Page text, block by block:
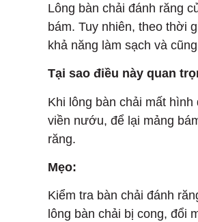
Lông bàn chải đánh răng
bám. Tuy nhiên, theo thời
khả năng làm sạch và
Tại sao điều này quan
Khi lông bàn chải mất
viền nướu, để lại mảng
răng.
Mẹo:
Kiểm tra bàn chải đánh
lông bàn chải bị cong, đổi